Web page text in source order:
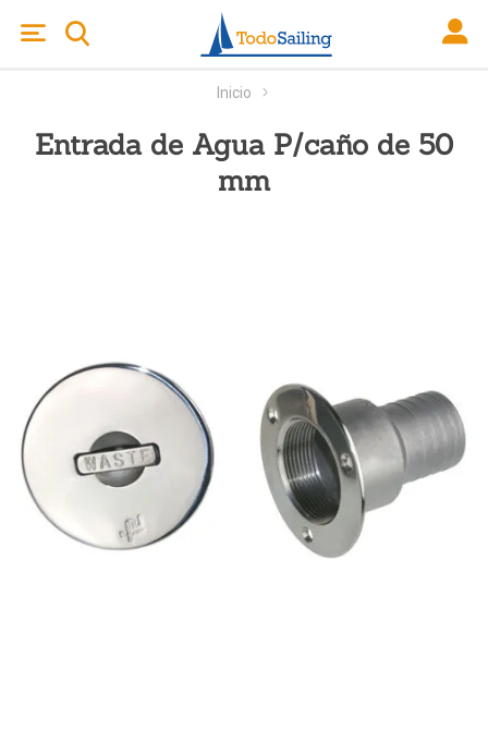
Inicio
Entrada de Agua P/caño de 50
mm